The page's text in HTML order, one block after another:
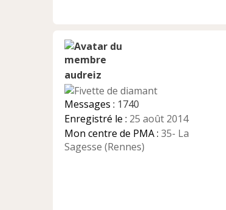
audreiz
Messages : 1740
Enregistré le : 25 août 2014
Mon centre de PMA : 35- La
Sagesse (Rennes)